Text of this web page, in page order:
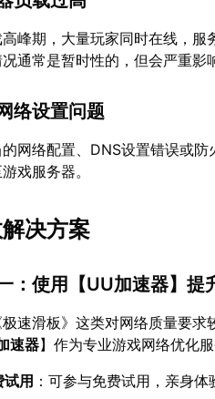
峰期，大量玩家同时在线，服
通常是暂时性的，但会严重影
络设置问题
网络配置、DNS设置错误或
戏服务器。
决方案
：使用【UU加速器】提
速滑板》这类对网络质量要求
速器】作为专业游戏网络优化
试用 ：可参与免费试用，亲身